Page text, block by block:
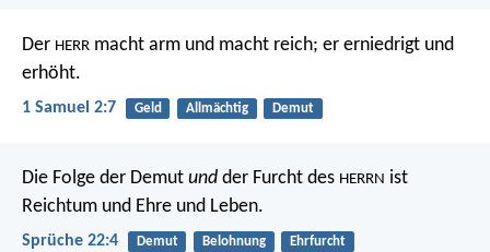
Der HERR macht arm und macht reich; er erniedrigt und
erhöht.
1 Samuel 2:7 Geld Allmächtig Demut
Die Folge der Demut und der Furcht des HERRN ist
Reichtum und Ehre und Leben.
Sprüche 22:4 Demut Belohnung Ehrfurcht